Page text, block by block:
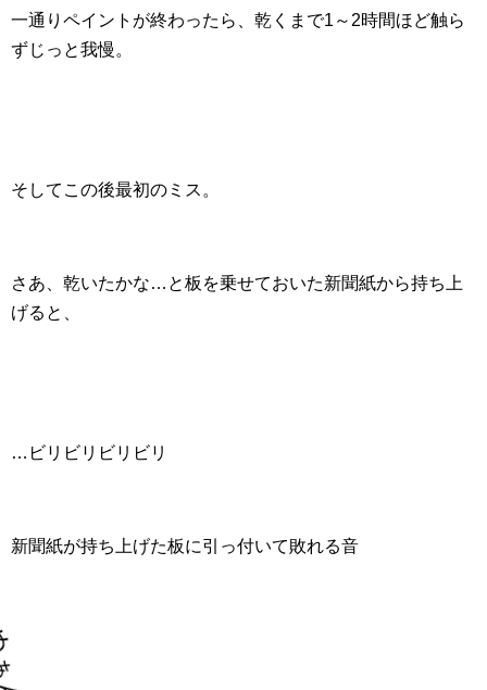
一通りペイントが終わったら、乾くまで1～2時間ほど触ら
ずじっと我慢。
そしてこの後最初のミス。
さあ、乾いたかな…と板を乗せておいた新聞紙から持ち上
げると、
…ビリビリビリビリ
新聞紙が持ち上げた板に引っ付いて敗れる音